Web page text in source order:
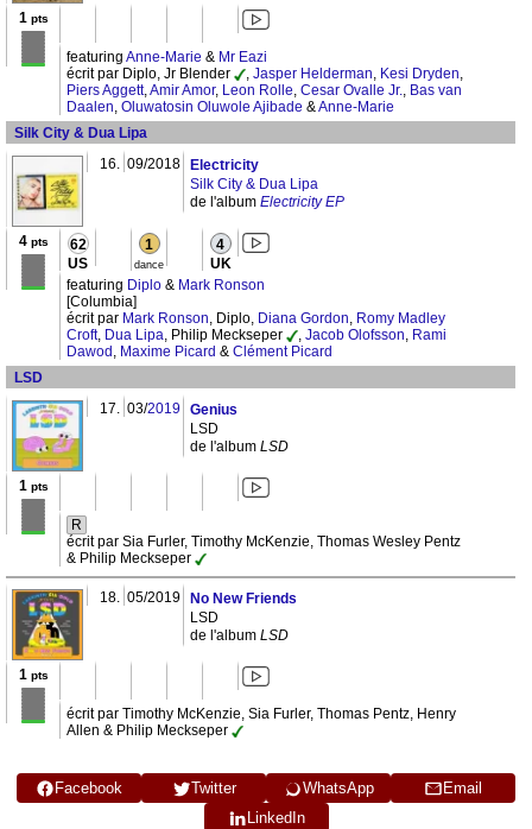
1 pts
featuring Anne-Marie & Mr Eazi
écrit par Diplo, Jr Blender
, Jasper Helderman, Kesi Dryden,
Piers Aggett,Amir Amor, Leon Rolle, Cesar Ovalle Jr., Bas van
Daalen, Oluwatosin Oluwole Ajibade &Anne-Marie
Silk City & Dua Lipa
16. 09/2018
Electricity
Silk City & Dua Lipa
de l'album Electricity EP
4pts 62
US
1
dance
4
UK
featuring Diplo & Mark Ronson
[Columbia]
écrit par Mark Ronson, Diplo, Diana Gordon, Romy Madley
Croft, Dua Lipa, Philip Meckseper , Jacob Olofsson, Rami
Dawod , Maxime Picard & Clément Picard
LSD
17. 03/2019
Genius
LSD
de l'album LSD
1 pts
R
écrit par Sia Furler, Timothy McKenzie, Thomas Wesley Pentz
& Philip Meckseper
18. 05/2019
No New Friends
LSD
de l'album LSD
1 pts
écrit par Timothy McKenzie, Sia Furler, Thomas Pentz, Henry
Allen & Philip Meckseper
Facebook Twitter WhatsApp
Email
LinkedIn